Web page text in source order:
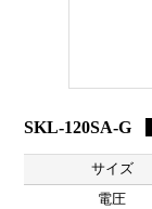
SKL-120SA-G
サイズ
電圧